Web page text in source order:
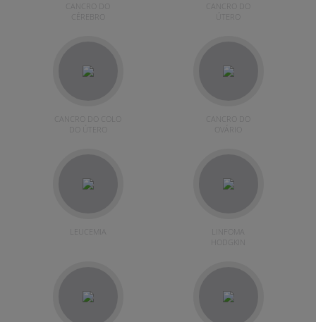
CANCRO DO
CANCRO DO
CANCRO DO COLO
CANCRO DO
LEUCEMIA
LINFOMA
HODGKIN